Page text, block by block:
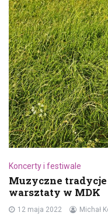
Koncerty i festiwale
Muzyczne
warsztaty w MDK
12 maja 2022 Michał